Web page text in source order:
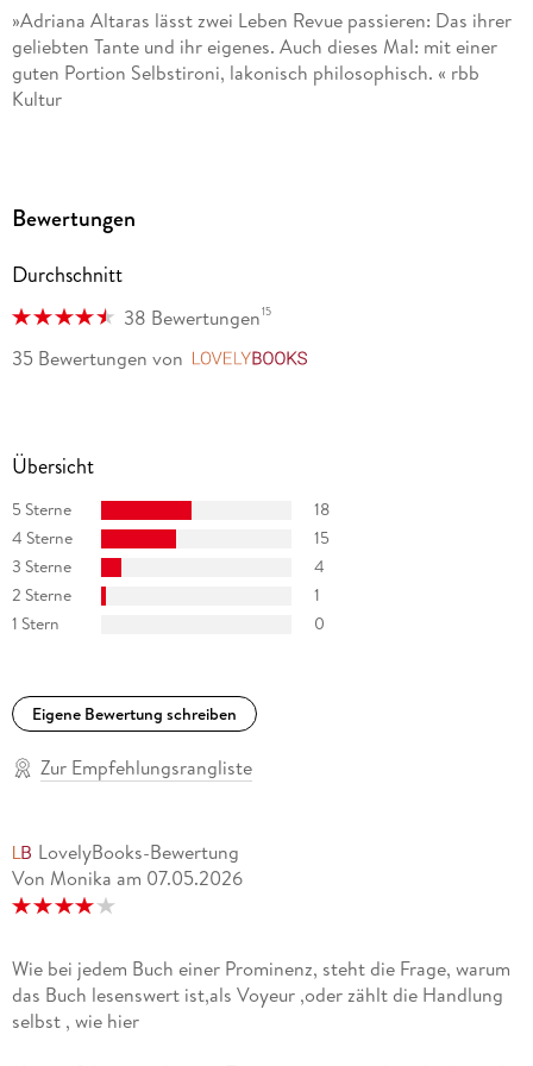
»Adriana Altaras lässt zwei Leben Revue passieren: Das ihrer
geliebten Tante und ihr eigenes. Auch dieses Mal: mit einer
guten Portion Selbstironi, lakonisch philosophisch. « rbb
Kultur
Heidenreich, WDR 4
im Ansatz belehrend zu sein, zu einem regelrechten Lehrbuch
über den freundlichen Umgang miteinander. « Peter Claus,
Die Rheinpfalz
Bewertungen
Durchschnitt
38 Bewertungen15
35 Bewertungen von
Übersicht
5 Sterne
18
4 Sterne
15
3 Sterne
4
2 Sterne
1
1 Stern
0
Eigene Bewertung schreiben
Zur Empfehlungsrangliste
LovelyBooks-Bewertung
Von Monika am 07.05.2026
Wie bei jedem Buch einer Prominenz, steht die Frage, warum
das Buch lesenswert ist,als Voyeur ,oder zählt die Handlung
selbst , wie hier